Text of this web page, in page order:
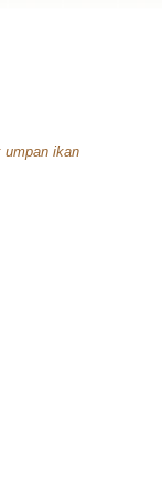
umpan ikan